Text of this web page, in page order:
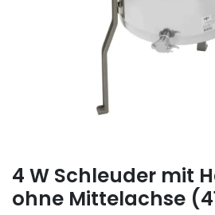
4 W Schleuder mit
ohne Mittelachse